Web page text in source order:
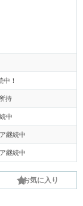
！
持
中
継続中
継続中
お気に入り